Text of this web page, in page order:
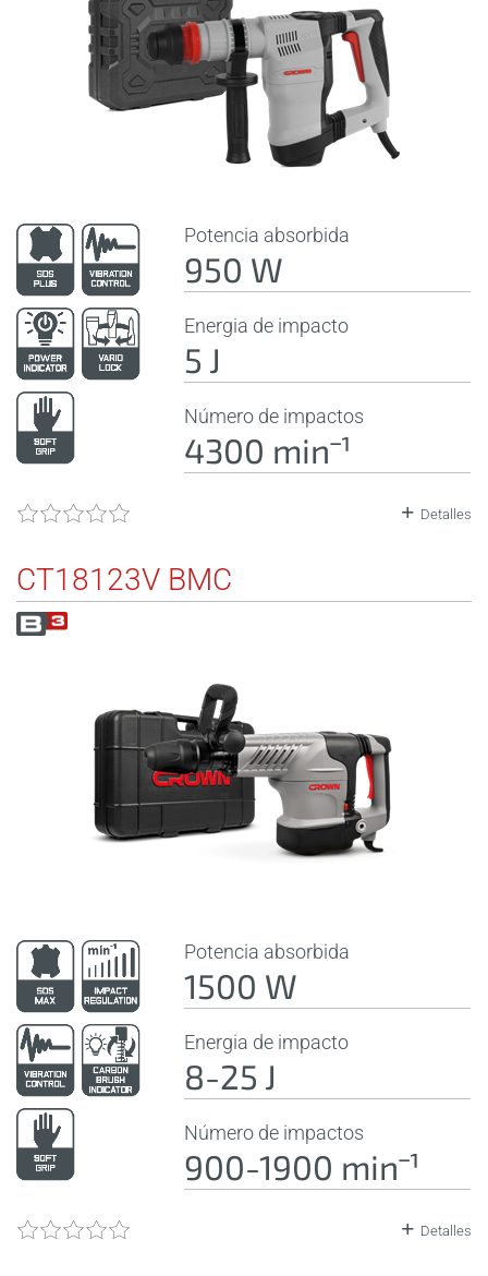
Potencia absorbida
950 W
Energia de impacto
5 J
Número de impactos
4300 minˉ¹
Detalles
CT18123V BMC
Potencia absorbida
1500 W
Energia de impacto
8-25 J
Número de impactos
900-1900 minˉ¹
Detalles